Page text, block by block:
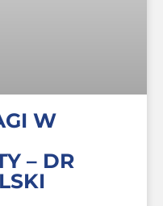
W
– DR